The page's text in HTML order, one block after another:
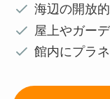
海辺の開放
屋上やガー
館内にプラ